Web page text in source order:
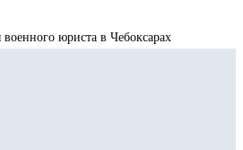
военного юриста в Чебоксарах